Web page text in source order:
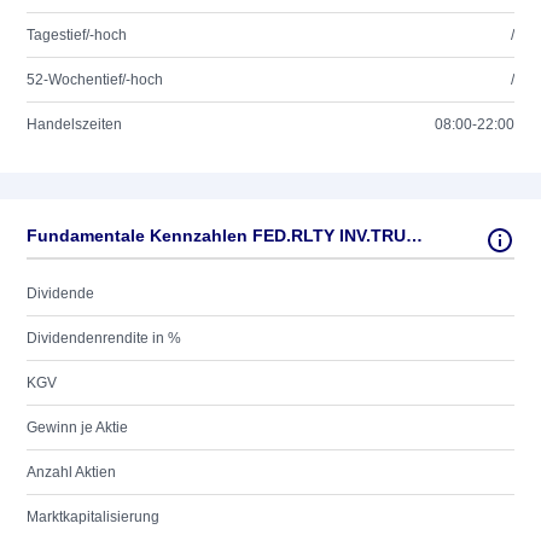
Tagestief/-hoch /
52-Wochentief/-hoch /
Handelszeiten 08:00-22:00
Fundamentale Kennzahlen FED.RLTY INV.TRUST DL-,01
Dividende
Dividendenrendite in %
KGV
Gewinn je Aktie
Anzahl Aktien
Marktkapitalisierung